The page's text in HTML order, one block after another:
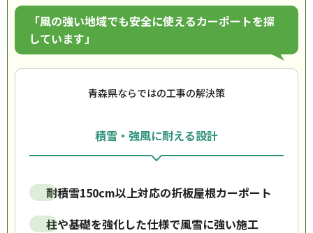
「風の強い地域でも安全に使えるカーポートを探
しています」
青森県ならではの工事の解決策
積雪・強風に耐える設計
耐積雪150cm以上対応の折板屋根カーポート
柱や基礎を強化した仕様で風雪に強い施工